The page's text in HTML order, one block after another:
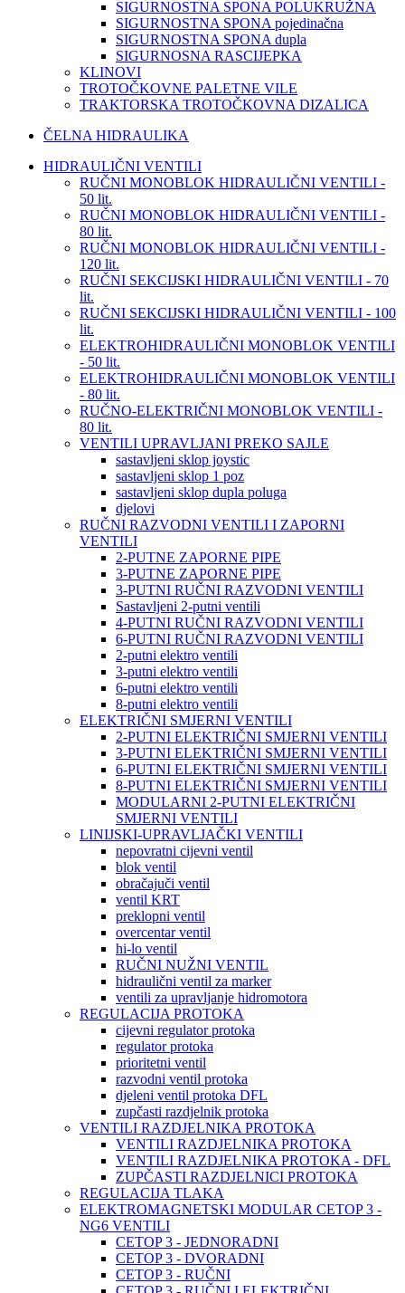
SIGURNOSTNA SPONA POLUKRUŽNA
SIGURNOSTNA SPONA pojedinačna
SIGURNOSTNA SPONA dupla
SIGURNOSNA RASCIJEPKA
KLINOVI
TROTOČKOVNE PALETNE VILE
TRAKTORSKA TROTOČKOVNA DIZALICA
ČELNA HIDRAULIKA
HIDRAULIČNI VENTILI
RUČNI MONOBLOK HIDRAULIČNI VENTILI -
50 lit.
RUČNI MONOBLOK HIDRAULIČNI VENTILI -
80 lit.
RUČNI MONOBLOK HIDRAULIČNI VENTILI -
120 lit.
RUČNI SEKCIJSKI HIDRAULIČNI VENTILI - 70
lit.
RUČNI SEKCIJSKI HIDRAULIČNI VENTILI - 100
lit.
ELEKTROHIDRAULIČNI MONOBLOK VENTILI
- 50 lit.
ELEKTROHIDRAULIČNI MONOBLOK VENTILI
- 80 lit.
RUČNO-ELEKTRIČNI MONOBLOK VENTILI -
80 lit.
VENTILI UPRAVLJANI PREKO SAJLE
sastavljeni sklop joystic
sastavljeni sklop 1 poz
sastavljeni sklop dupla poluga
djelovi
RUČNI RAZVODNI VENTILI I ZAPORNI
VENTILI
2-PUTNE ZAPORNE PIPE
3-PUTNE ZAPORNE PIPE
3-PUTNI RUČNI RAZVODNI VENTILI
Sastavljeni 2-putni ventili
4-PUTNI RUČNI RAZVODNI VENTILI
6-PUTNI RUČNI RAZVODNI VENTILI
2-putni elektro ventili
3-putni elektro ventili
6-putni elektro ventili
8-putni elektro ventili
ELEKTRIČNI SMJERNI VENTILI
2-PUTNI ELEKTRIČNI SMJERNI VENTILI
3-PUTNI ELEKTRIČNI SMJERNI VENTILI
6-PUTNI ELEKTRIČNI SMJERNI VENTILI
8-PUTNI ELEKTRIČNI SMJERNI VENTILI
MODULARNI 2-PUTNI ELEKTRIČNI
SMJERNI VENTILI
LINIJSKI-UPRAVLJAČKI VENTILI
nepovratni cijevni ventil
blok ventil
obračajuči ventil
ventil KRT
preklopni ventil
overcentar ventil
hi-lo ventil
RUČNI NUŽNI VENTIL
hidraulični ventil za marker
ventili za upravljanje hidromotora
REGULACIJA PROTOKA
cijevni regulator protoka
regulator protoka
prioritetni ventil
razvodni ventil protoka
djeleni ventil protoka DFL
zupčasti razdjelnik protoka
VENTILI RAZDJELNIKA PROTOKA
VENTILI RAZDJELNIKA PROTOKA
VENTILI RAZDJELNIKA PROTOKA - DFL
ZUPČASTI RAZDJELNICI PROTOKA
REGULACIJA TLAKA
ELEKTROMAGNETSKI MODULAR CETOP 3 -
NG6 VENTILI
CETOP 3 - JEDNORADNI
CETOP 3 - DVORADNI
CETOP 3 - RUČNI